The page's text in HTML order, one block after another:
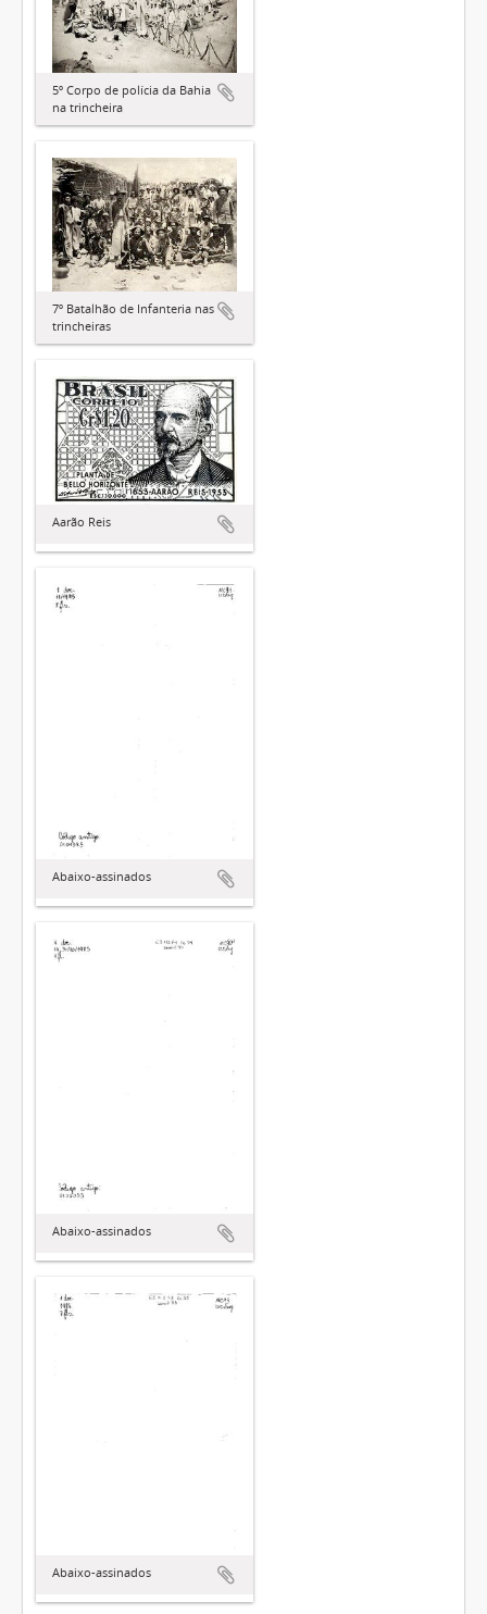
5º Corpo de polícia da Bahia
na trincheira
7º Batalhão de Infanteria nas
trincheiras
Aarão Reis
Abaixo-assinados
Abaixo-assinados
Abaixo-assinados